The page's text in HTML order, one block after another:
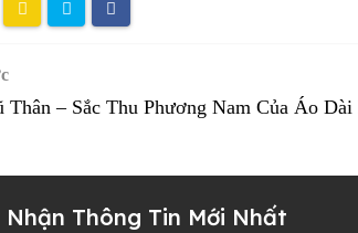
Thân – Sắc Thu Phương Nam Của Áo Dài
Thông Tin Mới Nhất